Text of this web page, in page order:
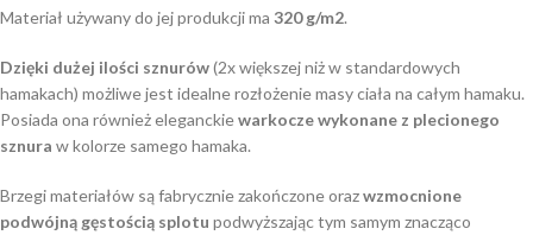
Materiał używany do jej produkcji ma 320 g/m2.
Dzięki dużej ilości sznurów(2x większej niż w standardowych
hamakach) możliwe jest idealne rozłożenie masy ciała na całym hamaku.
Posiada ona również eleganckiewarkocze wykonane z plecionego
sznura w kolorze samego hamaka.
Brzegi materiałów są fabrycznie zakończone orazwzmocnione
podwójną gęstością splotu podwyższając tym samym znacząco